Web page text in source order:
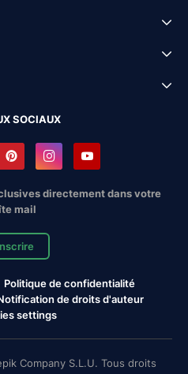
SOCIAUX
directement dans votre
mail
Politique de confidentialité
de droits d'auteur
settings
Company S.L.U. Tous droits